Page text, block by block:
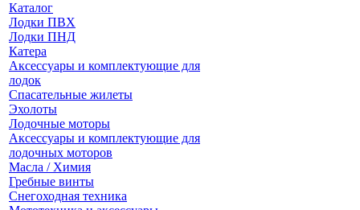
Каталог
Лодки ПВХ
Лодки ПНД
Катера
Аксессуары и комплектующие для
лодок
Спасательные жилеты
Эхолоты
Лодочные моторы
Аксессуары и комплектующие для
лодочных моторов
Масла / Химия
Гребные винты
Снегоходная техника